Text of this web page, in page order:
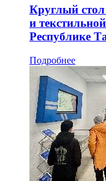
Круглый стол
и
Республике
Подробнее